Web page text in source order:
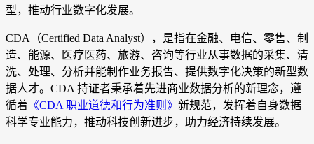
型，推动行业数字化发展。
CDA（Certified Data Analyst），是指在金融、电信、零售、制
造、能源、医疗医药、旅游、咨询等行业从事数据的采集、清
洗、处理、分析并能制作业务报告、提供数字化决策的新型数
据人才。CDA 持证者秉承着先进商业数据分析的新理念，遵
循着 《CDA 职业道德和行为准则》 新规范，发挥着自身数据
科学专业能力，推动科技创新进步，助力经济持续发展。